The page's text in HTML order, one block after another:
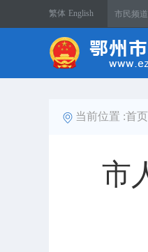
繁体 English 市民频
当前位置 :首页
市